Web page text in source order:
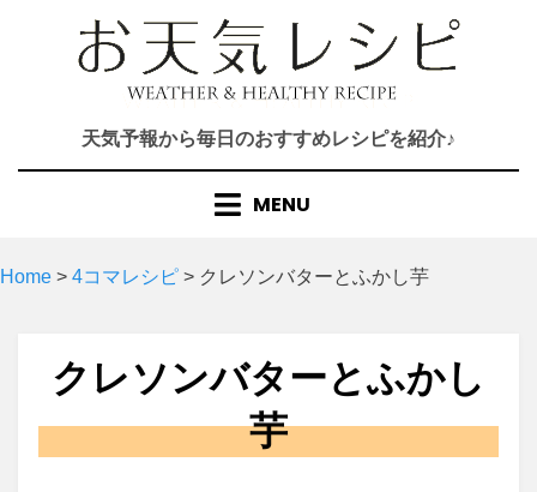
天気予報から毎日のおすすめレシピを紹介♪
MENU
Home > 4コマレシピ > クレソンバターとふかし芋
クレソンバターとふかし
芋